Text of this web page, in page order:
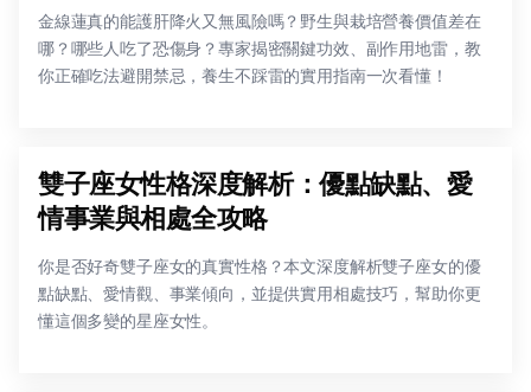
金線蓮真的能護肝降火又無風險嗎？野生與栽培營養價值差在
哪？哪些人吃了恐傷身？專家揭密關鍵功效、副作用地雷，教
你正確吃法避開禁忌，養生不踩雷的實用指南一次看懂！
雙子座女性格深度解析：優點缺點、愛
情事業與相處全攻略
你是否好奇雙子座女的真實性格？本文深度解析雙子座女的優
點缺點、愛情觀、事業傾向，並提供實用相處技巧，幫助你更
懂這個多變的星座女性。